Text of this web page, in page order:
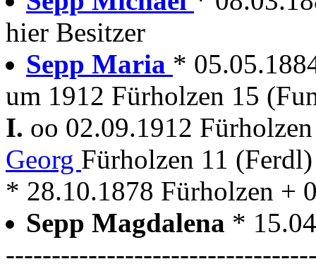
hier Besitzer
Sepp Maria *
um 1912 Fürholzen 15
I. oo 02.09.1912
Georg Fürholzen 11
* 28.10.1878 Fürholzen +
Sepp Magdalena *